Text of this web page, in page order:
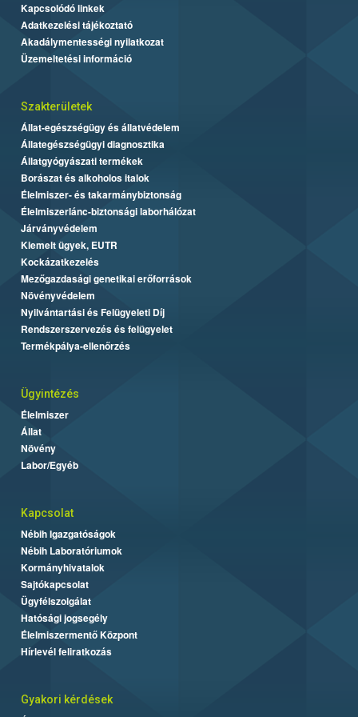
Kapcsolódó linkek
Adatkezelési tájékoztató
Akadálymentességi nyilatkozat
Üzemeltetési információ
Szakterületek
Állat-egészségügy és állatvédelem
Állategészségügyi diagnosztika
Állatgyógyászati termékek
Borászat és alkoholos italok
Élelmiszer- és takarmánybiztonság
Élelmiszerlánc-biztonsági laborhálózat
Járványvédelem
Kiemelt ügyek, EUTR
Kockázatkezelés
Mezőgazdasági genetikai erőforrások
Növényvédelem
Nyilvántartási és Felügyeleti Díj
Rendszerszervezés és felügyelet
Termékpálya-ellenőrzés
Ügyintézés
Élelmiszer
Állat
Növény
Labor/Egyéb
Kapcsolat
Nébih Igazgatóságok
Nébih Laboratóriumok
Kormányhivatalok
Sajtókapcsolat
Ügyfélszolgálat
Hatósági jogsegély
Élelmiszermentő Központ
Hírlevél feliratkozás
Gyakori kérdések